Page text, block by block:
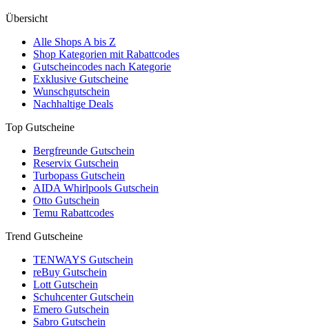
Übersicht
Alle Shops A bis Z
Shop Kategorien mit Rabattcodes
Gutscheincodes nach Kategorie
Exklusive Gutscheine
Wunschgutschein
Nachhaltige Deals
Top Gutscheine
Bergfreunde Gutschein
Reservix Gutschein
Turbopass Gutschein
AIDA Whirlpools Gutschein
Otto Gutschein
Temu Rabattcodes
Trend Gutscheine
TENWAYS Gutschein
reBuy Gutschein
Lott Gutschein
Schuhcenter Gutschein
Emero Gutschein
Sabro Gutschein